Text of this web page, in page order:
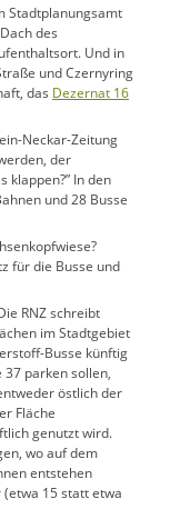
Stadtplanungsamt
des
Und in
und Czernyring
das Dezernat 16
Neckar-Zeitung
der
klappen?” In den
und 28 Busse
für die Busse und
RNZ schreibt
im Stadtgebiet
Busse künftig
parken sollen,
östlich der
Fläche
genutzt wird.
wo auf dem
entstehen
15 statt etwa